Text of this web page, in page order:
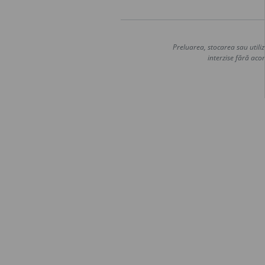
Preluarea, stocarea sau
interzise fără